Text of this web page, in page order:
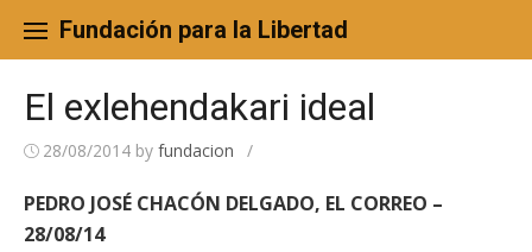
content
Fundación para la Libertad
El exlehendakari ideal
28/08/2014 by fundacion /
PEDRO JOSÉ CHACÓN DELGADO, EL CORREO –
28/08/14